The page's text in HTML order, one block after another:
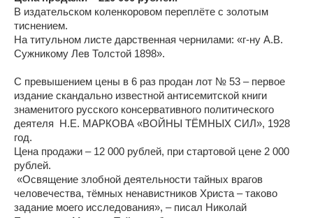
В издательском коленкоровом переплёте с золотым
тиснением.
На титульном листе дарственная чернилами: «г-ну А.В.
Сужникому Лев Толстой 1898».
С превышением цены в 6 раз продан лот № 53 – первое
издание скандально известной антисемитской книги
знаменитого русского консервативного политического
деятеля Н.Е. МАРКОВА «ВОЙНЫ ТЁМНЫХ СИЛ», 1928
год.
Цена продажи – 12 000 рублей, при стартовой цене 2 000
рублей.
«Освящение злобной деятельности тайных врагов
человечества, тёмных ненавистников Христа – таково
задание моего исследования», – писал Николай